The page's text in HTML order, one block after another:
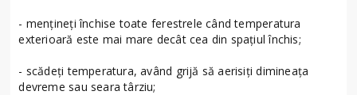
- menţineţi închise toate ferestrele când temperatura
exterioară este mai mare decât cea din spaţiul închis;
- scădeţi temperatura, având grijă să aerisiţi dimineaţa
devreme sau seara târziu;